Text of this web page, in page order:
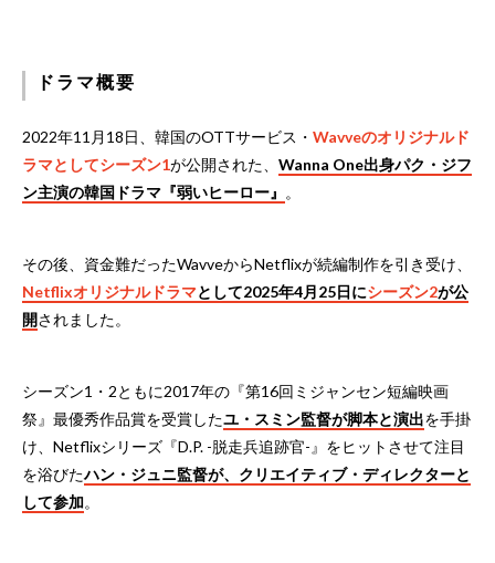
ドラマ概要
2022年11月18日、韓国のOTTサービス・ Wavveのオリジナルド
ラマとしてシーズン1が公開された、 Wanna One出身パク・ジフ
ン主演の韓国ドラマ『弱いヒーロー』 。
その後、資金難だったWavveからNetflixが続編制作を引き受け、
Netflixオリジナルドラマとして2025年4月25日にシーズン2が公
開されました。
シーズン1・2ともに2017年の『第16回ミジャンセン短編映画
祭』最優秀作品賞を受賞したユ・スミン監督が脚本と演出を手掛
け、Netflixシリーズ『D.P. -脱走兵追跡官-』をヒットさせて注目
を浴びたハン・ジュニ監督が、クリエイティブ・ディレクターと
して参加。